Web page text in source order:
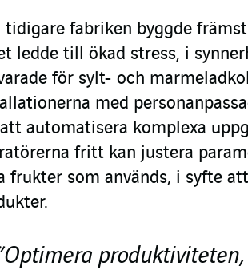
tidigare fabriken byggde
ledde till ökad stress, i
för sylt- och
med
automatisera komplexa
fritt kan justera
frukter som används, i syfte